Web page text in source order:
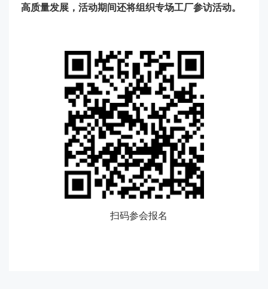
高质量发展，活动期间还将组织专场工厂参访活动。
扫码参会报名